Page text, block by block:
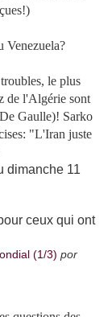
Venezuela?
le plus
de l'Algérie sont
Gaulle)! Sarko
"L'Iran juste
dimanche 11
ceux qui ont
(1/3) por